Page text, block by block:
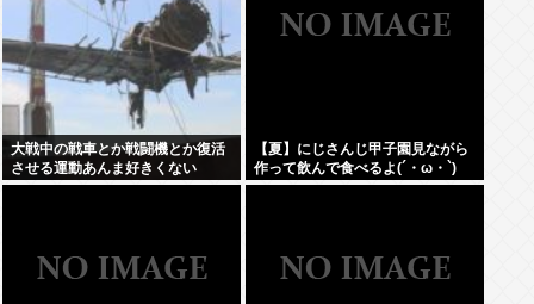
大戦中の戦車とか戦闘機とか復活
させる運動あんま好きくない
【夏】にじさんじ甲子園見ながら
作って飲んで食べるよ(´・ω・`)